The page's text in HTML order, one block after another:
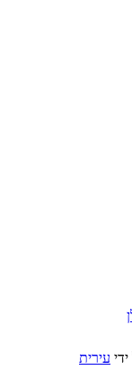
עירית